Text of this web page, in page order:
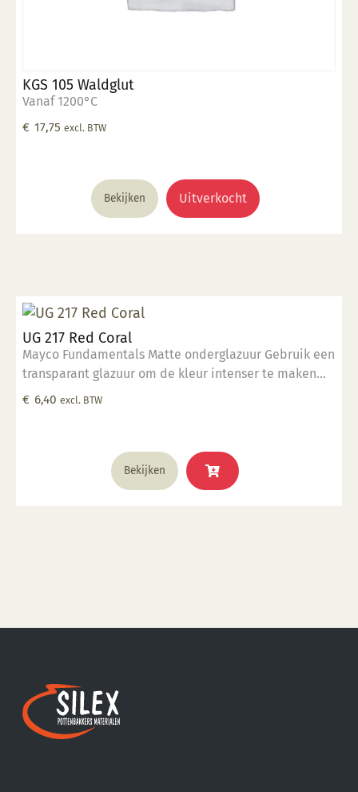
KGS 105 Waldglut
Vanaf 1200°C
€ 17,75 excl. BTW
Bekijken Uitverkocht
UG 217 Red Coral
Mayco Fundamentals Matte onderglazuur Gebruik een
transparant glazuur om de kleur intenser te maken
Geschikt voor gebruiksgoed mits er een transparant
€ 6,40 excl. BTW
Bekijken